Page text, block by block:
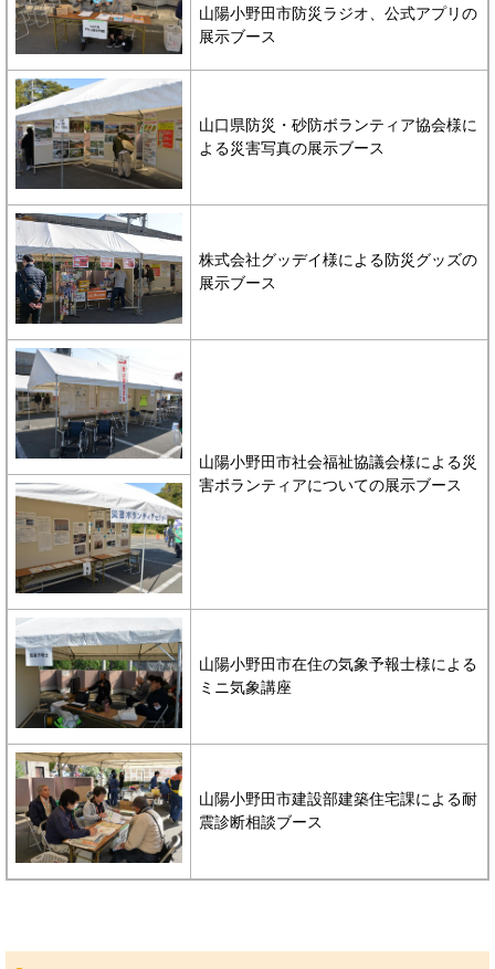
山陽小野田市防災ラジオ、公式アプリの
展示ブース
山口県防災・砂防ボランティア協会様に
よる災害写真の展示ブース
株式会社グッデイ様による防災グッズの
展示ブース
山陽小野田市社会福祉協議会様による災
害ボランティアについての展示ブース
山陽小野田市在住の気象予報士様による
ミニ気象講座
山陽小野田市建設部建築住宅課による耐
震診断相談ブース